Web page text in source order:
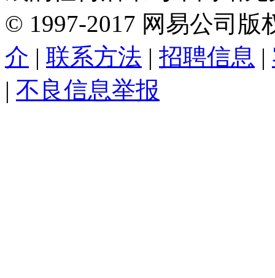
© 1997-2017 网易公司版
介 | 联系方法 | 招聘信息 |
| 不良信息举报